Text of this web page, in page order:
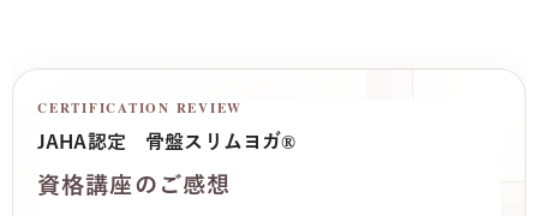
CERTIFICATION REVIEW
JAHA認定 骨盤スリムヨガ®
資格講座のご感想